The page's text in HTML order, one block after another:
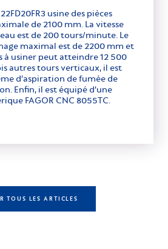
usine des pièces
de 2100 mm. La vitesse
est de 200 tours/minute. Le
maximal est de 2200 mm et
à usiner peut atteindre 12 500
autres tours verticaux, il est
d’aspiration de fumée de
Enfin, il est équipé d’une
FAGOR CNC 8055TC.
TOUS LES ARTICLES